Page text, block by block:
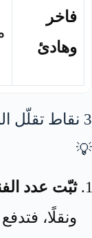
فاخر
وهادئ
3 نقاط
💡
ثبّت عدد
ونقلًا،